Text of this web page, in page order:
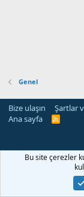
Genel
Bize ulaşın Şartlar
Ana sayfa
R
Bu site çerezler